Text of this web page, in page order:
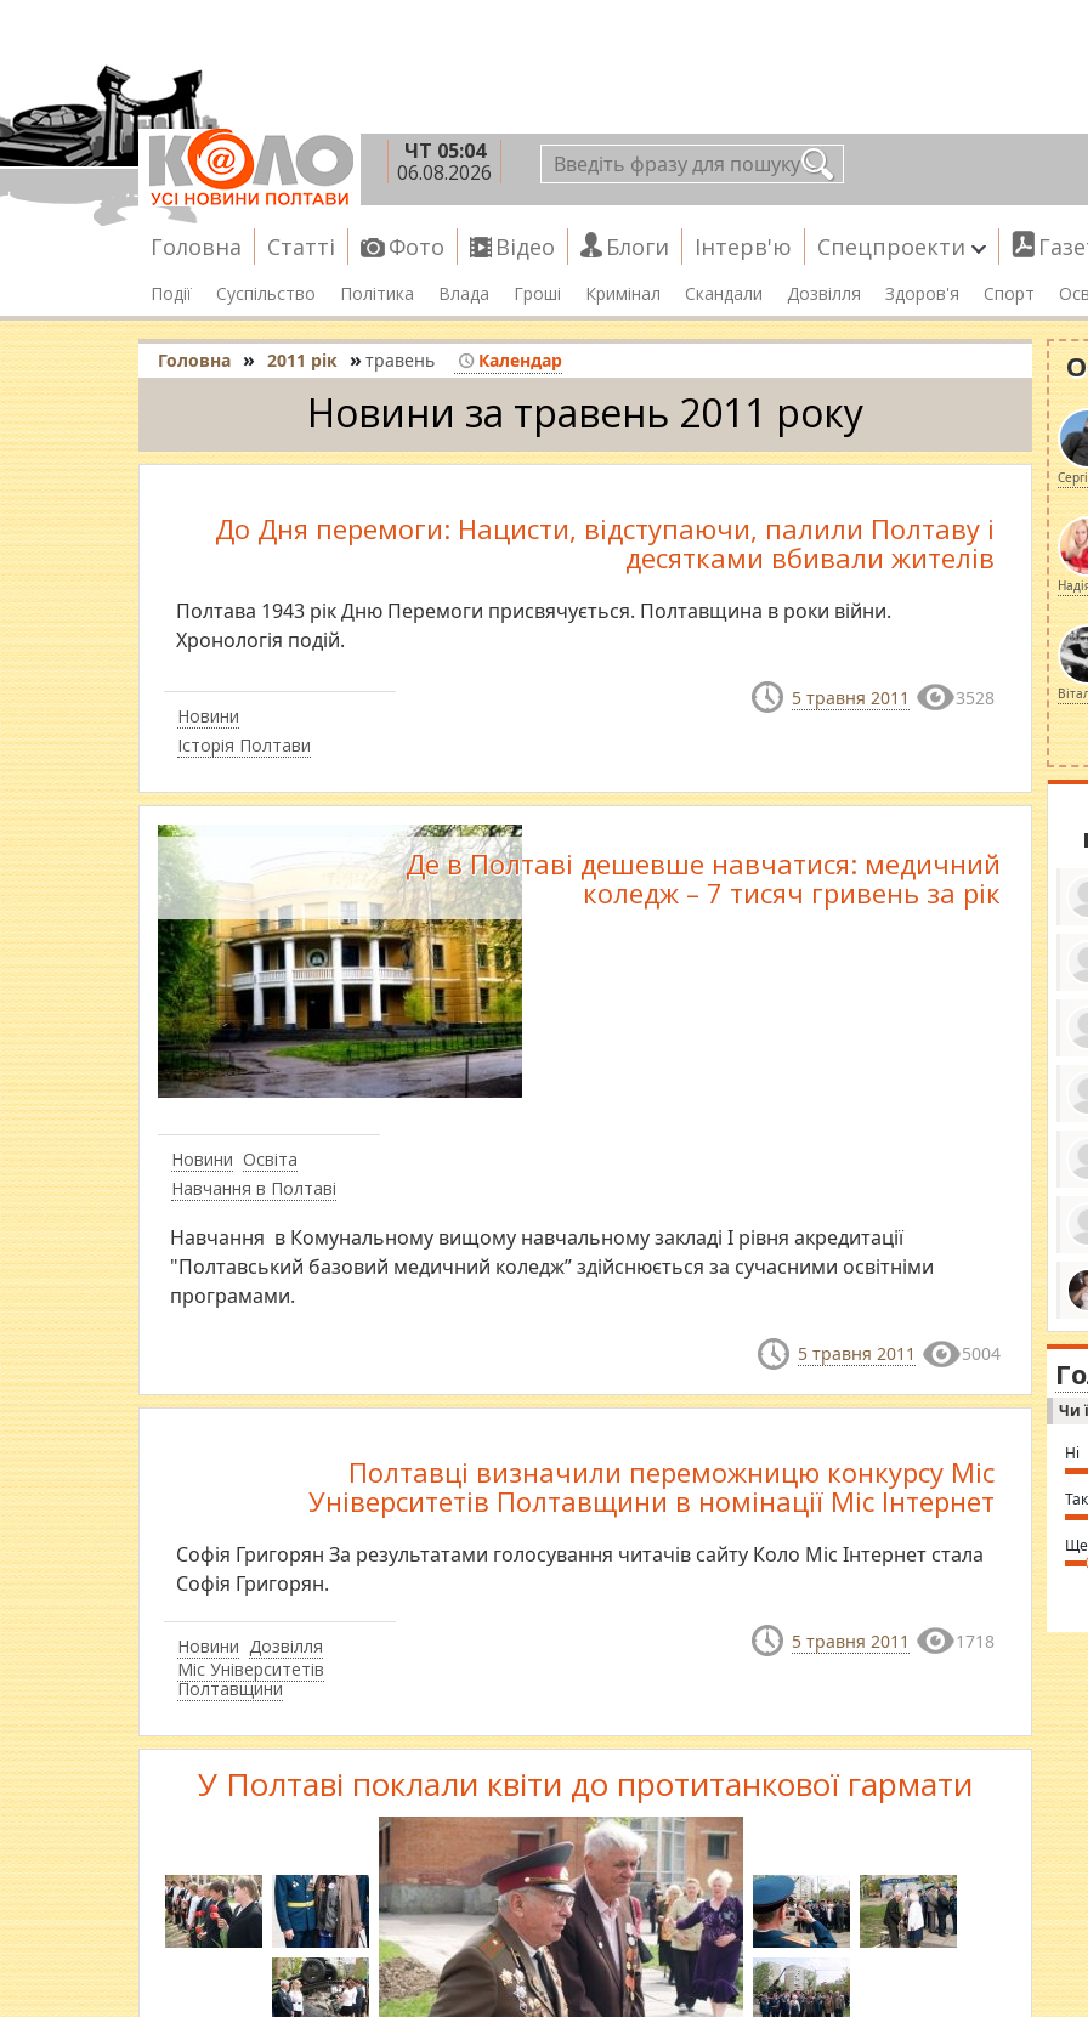
ЧТ 05:04
06.08.2026
Головна Статті Фото Відео Блоги Інтерв'ю Спецпроекти
Події Суспільство Політика Влада Гроші Кримінал Скандали Дозвілля Здоров'я Спорт
Головна » 2011 рік » травень Календар
Новини за травень 2011 року
Новини
Історія Полтави
До Дня перемоги: Нацисти, відступаючи, палили Полтаву і
десятками вбивали жителів
Полтава 1943 рік Дню Перемоги присвячується. Полтавщина в роки війни.
Хронологія подій.
5 травня 2011 3528
Новини Освіта
Навчання в Полтаві
Де в Полтаві дешевше навчатися: медичний
коледж – 7 тисяч гривень за рік
Навчання в Комунальному вищому навчальному закладі І рівня акредитації
"Полтавський базовий медичний коледж” здійснюється за сучасними освітніми
програмами.
5 травня 2011 5004
Новини Дозвілля
Міс Університетів
Полтавщини
Полтавці визначили переможницю конкурсу Міс
Університетів Полтавщини в номінації Міс Інтернет
Софія Григорян За результатами голосування читачів сайту Коло Міс Інтернет стала
Софія Григорян.
5 травня 2011 1718
У Полтаві поклали квіти до протитанкової гармати
за
ми
in
⇒
Чи
Ні
Так
Ще